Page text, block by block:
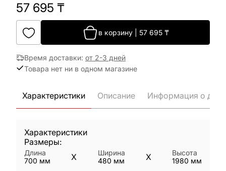
57 695 ₸
в корзину| 57 695₸
Время доставки: от 2-3 дней
Товара нет ни в одном магазине
Характеристики Описание Информация о
Характеристики
Размеры:
Длина
700 мм X
Ширина
480 мм X
Высота
1980 мм